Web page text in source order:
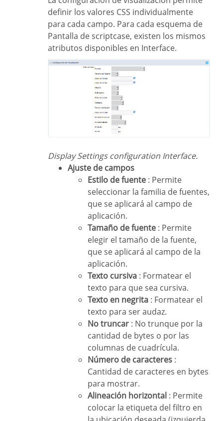
definir los valores CSS individualmente
para cada campo. Para cada esquema de
Pantalla de scriptcase, existen los mismos
atributos disponibles en Interface.
Display Settings configuration Interface.
Ajuste de campos
Estilo de fuente : Permite
seleccionar la familia de fuentes,
que se aplicará al campo de
aplicación.
Tamaño de fuente : Permite
elegir el tamaño de la fuente,
que se aplicará al campo de la
aplicación.
Texto cursiva : Formatear el
texto para que sea cursiva.
Texto en negrita : Formatear el
texto para ser audaz.
No truncar : No trunque por la
cantidad de bytes o por las
columnas de cuadrícula.
Número de caracteres :
Cantidad de caracteres en bytes
para mostrar.
Alineación horizontal : Permite
colocar la etiqueta del filtro en